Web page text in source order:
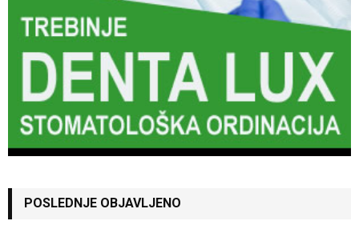
POSLEDNJE OBJAVLJENO